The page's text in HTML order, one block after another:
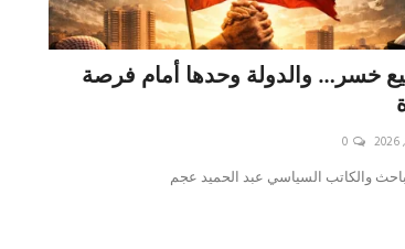
خسر… والدولة وحدها أمام فرصة
0
والكاتب السياسي عبد الحميد عجم